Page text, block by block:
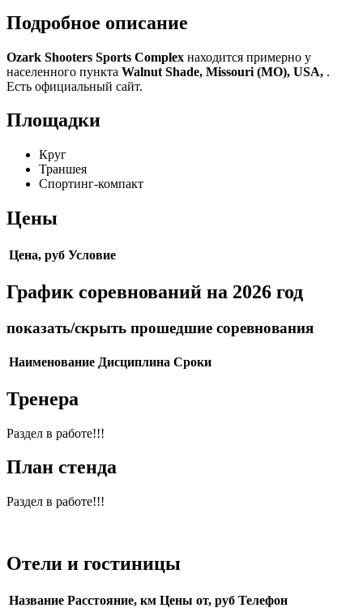
Подробное описание
Ozark Shooters Sports Complex находится примерно у
населенного пункта Walnut Shade, Missouri (MO), USA, .
Есть официальный сайт.
Площадки
Круг
Траншея
Спортинг-компакт
Цены
Цена, руб Условие
График соревнований на 2026 год
показать/скрыть прошедшие соревнования
Наименование Дисциплина Сроки
Тренера
Раздел в работе!!!
План стенда
Раздел в работе!!!
Отели и гостиницы
Название Расстояние, км Цены от, руб Телефон